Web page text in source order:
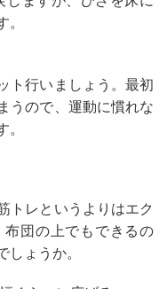
ト行いましょう。最初
うので、運動に慣れな
。
トレというよりはエク
団の上でもできるの
しょうか。